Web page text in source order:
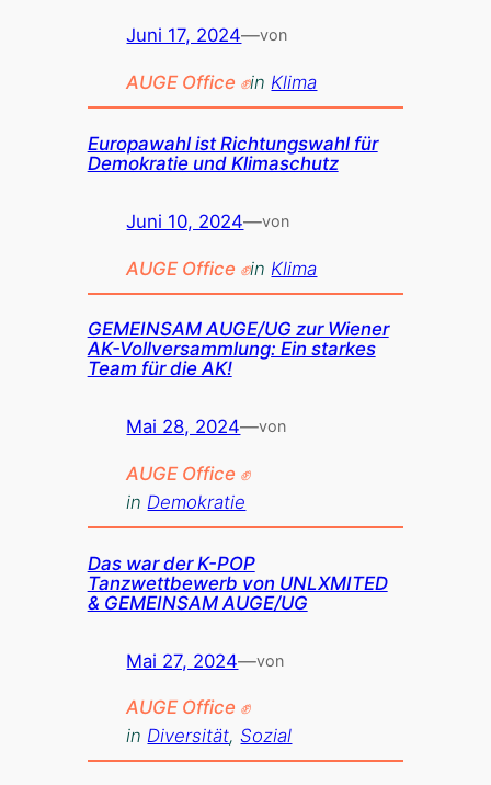
Juni 17, 2024—von
AUGE Office ✊in Klima
Europawahl ist Richtungswahl für
Demokratie und Klimaschutz
Juni 10, 2024—von
AUGE Office ✊in Klima
GEMEINSAM AUGE/UG zur Wiener
AK-Vollversammlung: Ein starkes
Team für die AK!
Mai 28, 2024—von
AUGE Office ✊
in Demokratie
Das war der K-POP
Tanzwettbewerb von UNLXMITED
& GEMEINSAM AUGE/UG
Mai 27, 2024—von
AUGE Office ✊
in Diversität, Sozial